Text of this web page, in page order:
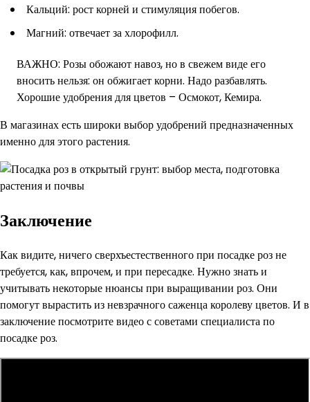
Кальций: рост корней и стимуляция побегов.
Магний: отвечает за хлорофилл.
ВАЖНО: Розы обожают навоз, но в свежем виде его
вносить нельзя: он обжигает корни. Надо разбавлять.
Хорошие удобрения для цветов – Осмокот, Кемира.
В магазинах есть широки выбор удобрений предназначенных
именно для этого растения.
Заключение
Как видите, ничего сверхъестественного при посадке роз не
требуется, как, впрочем, и при пересадке. Нужно знать и
учитывать некоторые нюансы при выращивании роз. Они
помогут вырастить из невзрачного саженца королеву цветов. И в
заключение посмотрите видео с советами специалиста по
посадке роз.